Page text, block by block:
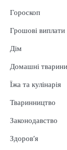
Гороскоп
Грошові виплати
Дім
Домашні тварини
Їжа та кулінарія
Тваринництво
Законодавство
Здоров’я